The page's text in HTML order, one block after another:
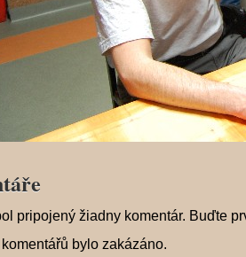
pripojený žiadny komentár. Buďte
bylo zakázáno.